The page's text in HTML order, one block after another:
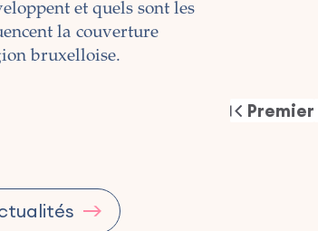
et quels sont les
la couverture
bruxelloise.
First
Premier